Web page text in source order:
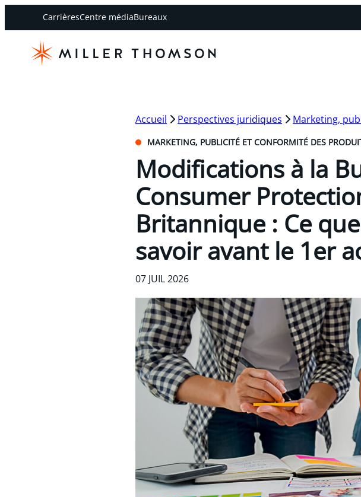
CarrièresCentre médiaBureaux
Accueil Perspectives juridiques Marketing,
MARKETING, PUBLICITÉ ET CONFORMITÉ DES
Modifications à la
Consumer
Britannique : Ce
savoir avant le 1er
07 JUIL 2026